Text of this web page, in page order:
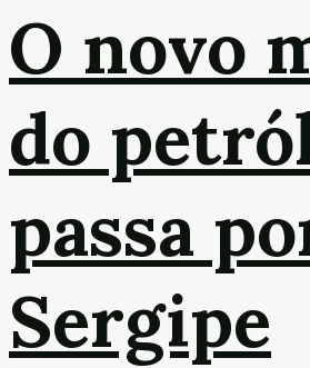
O novo
do
passa
Sergipe